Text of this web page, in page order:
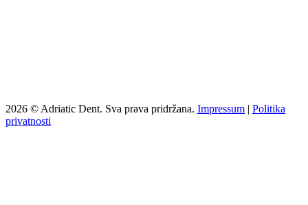
2026 © Adriatic Dent. Sva prava pridržana. Impressum | Politika
privatnosti